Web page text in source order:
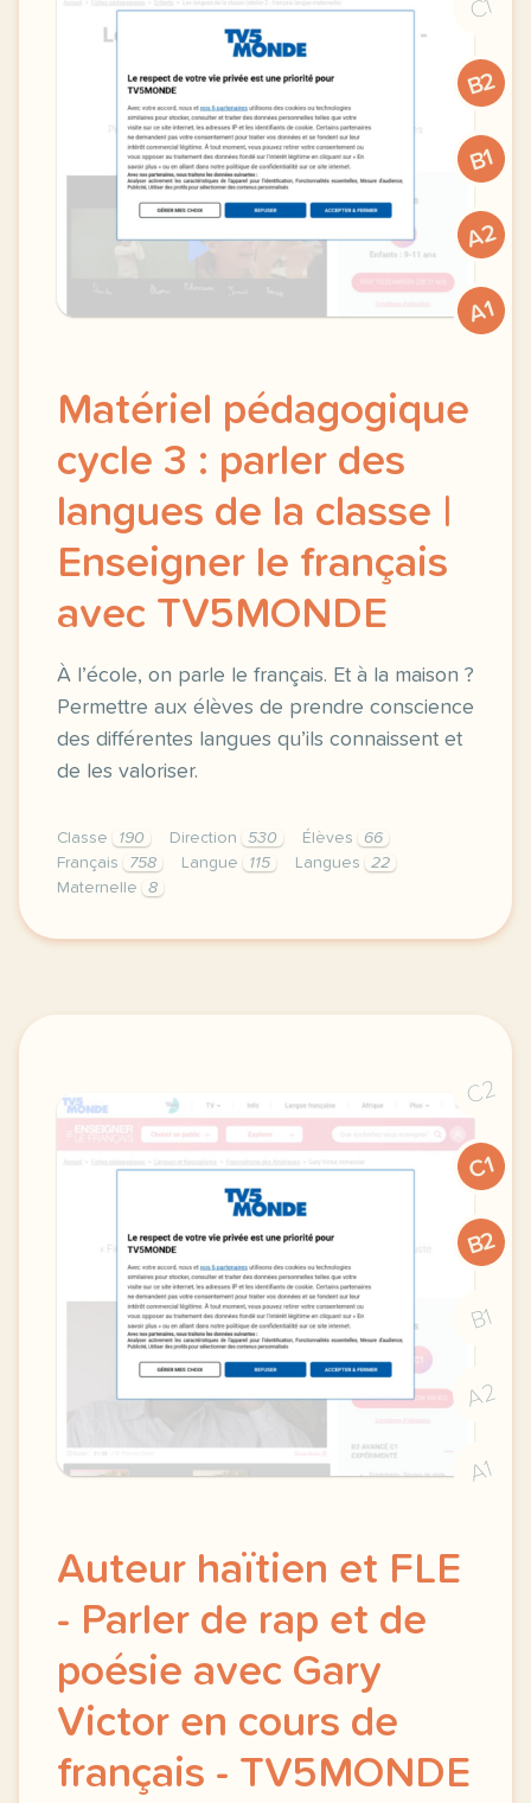
C1
B2
B1
A2
A1
Matériel pédagogique
cycle 3 : parler des
langues de la classe |
Enseigner le français
avec TV5MONDE
À l’école, on parle le français. Et à la maison ?
Permettre aux élèves de prendre conscience
des différentes langues qu’ils connaissent et
de les valoriser.
Classe 190 Direction 530 Élèves
66
Français
758 Langue 115 Langues
22
Maternelle
8
didomi host didomi components button cursor
C2
C1
B2
B1
A2
A1
Auteur haïtien et FLE
- Parler de rap et de
poésie avec Gary
Victor en cours de
français - TV5MONDE